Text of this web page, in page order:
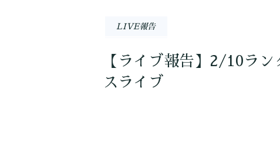
LIVE報告
【ライブ報告】2/10ラン
スライブ